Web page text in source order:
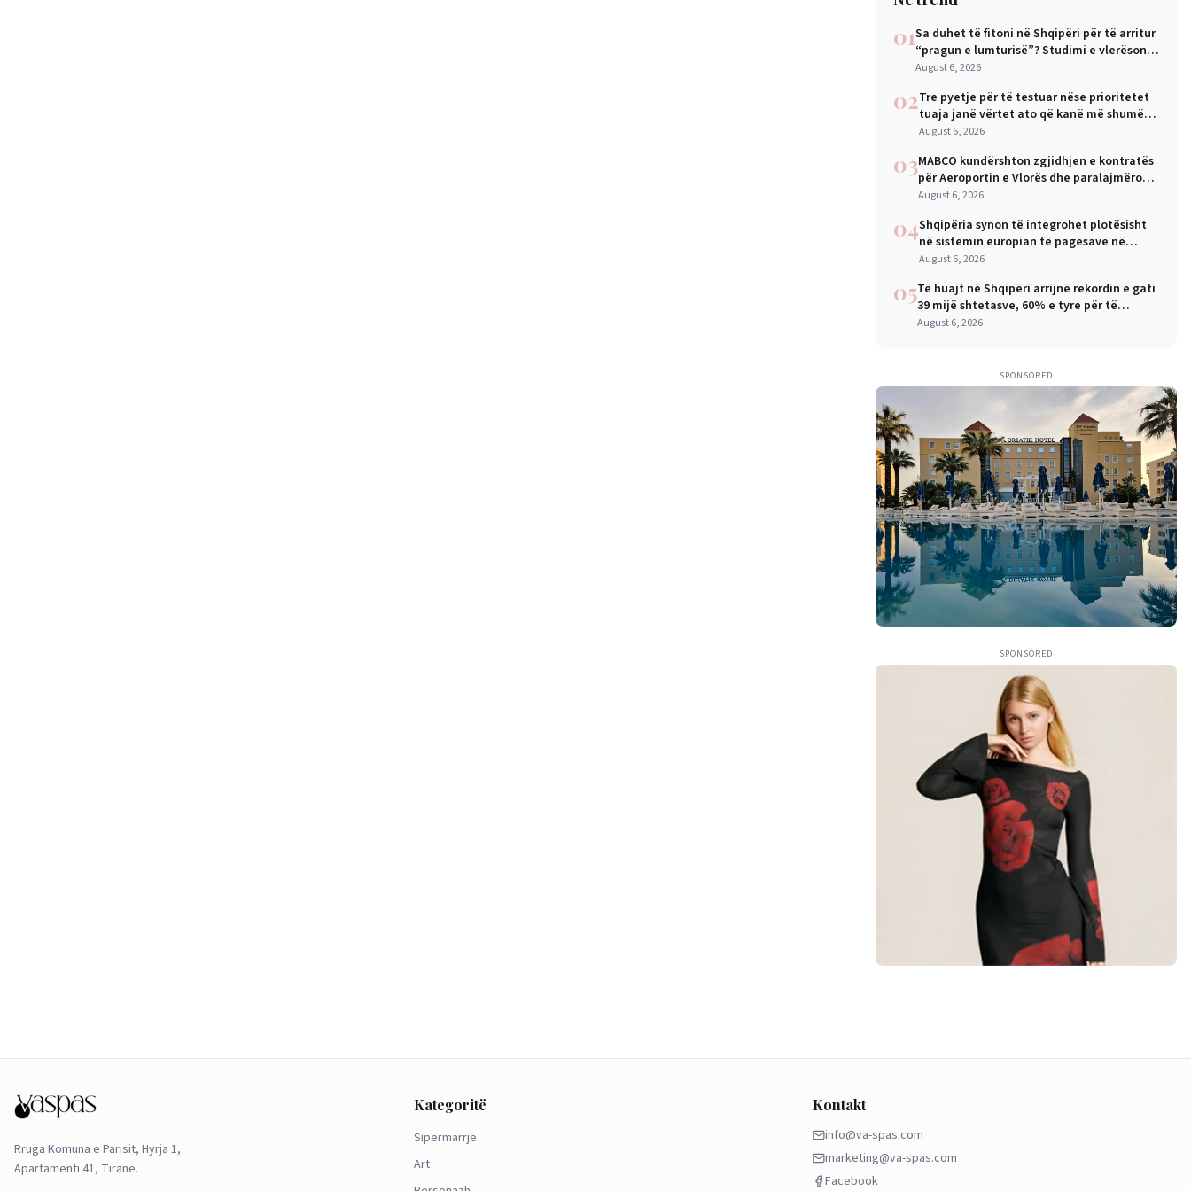
01Sa duhet të fitoni në Shqipëri për të arritur
“pragun e lumturisë”? Studimi e vlerëson
në 28 mijë dollarë në vit
August 6, 2026
02Tre pyetje për të testuar nëse prioritetet
tuaja janë vërtet ato që kanë më shumë
rëndësi
August 6, 2026
03MABCO kundërshton zgjidhjen e kontratës
për Aeroportin e Vlorës dhe paralajmëron
arbitrazh ndërkombëtar
August 6, 2026
04Shqipëria synon të integrohet plotësisht
në sistemin europian të pagesave në
nëntor, Sejko: Kursime të mëdha për
August 6, 2026
05Të huajt në Shqipëri arrijnë rekordin e gati
39 mijë shtetasve, 60% e tyre për të
punuar
August 6, 2026
SPONSORED
SPONSORED
Rruga Komuna e Parisit, Hyrja 1,
Apartamenti 41, Tiranë.
Kategoritë
Sipërmarrje
Art
Kontakt
info@va-spas.com
marketing@va-spas.com
Facebook